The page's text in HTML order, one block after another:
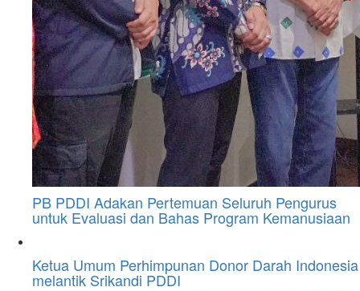
PB PDDI Adakan Pertemuan Seluruh Pengurus
untuk Evaluasi dan Bahas Program Kemanusiaan
Ketua Umum Perhimpunan Donor Darah Indonesia
melantik Srikandi PDDI